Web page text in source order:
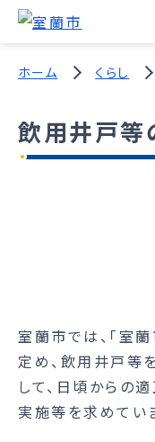
ホーム くらし
飲用井戸等
室蘭市では、「室
定め、飲用井戸等
して、日頃からの
実施等を求めてい